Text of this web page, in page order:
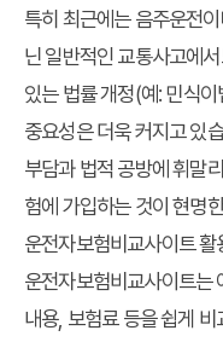
특히 최근에는 음주운전
닌 일반적인 교통사고에
있는 법률 개정(예: 민식
중요성은 더욱 커지고 있
부담과 법적 공방에 휘말
험에 가입하는 것이 현명
운전자보험비교사이트
운전자보험비교사이트는
내용, 보험료 등을 쉽게